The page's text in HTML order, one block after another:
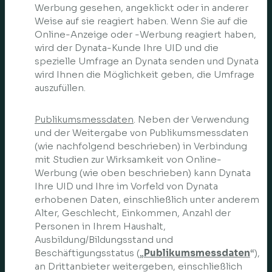
Werbung gesehen, angeklickt oder in anderer
Weise auf sie reagiert haben. Wenn Sie auf die
Online-Anzeige oder -Werbung reagiert haben,
wird der Dynata-Kunde Ihre UID und die
spezielle Umfrage an Dynata senden und Dynata
wird Ihnen die Möglichkeit geben, die Umfrage
auszufüllen.
Publikumsmessdaten. Neben der Verwendung
und der Weitergabe von Publikumsmessdaten
(wie nachfolgend beschrieben) in Verbindung
mit Studien zur Wirksamkeit von Online-
Werbung (wie oben beschrieben) kann Dynata
Ihre UID und Ihre im Vorfeld von Dynata
erhobenen Daten, einschließlich unter anderem
Alter, Geschlecht, Einkommen, Anzahl der
Personen in Ihrem Haushalt,
Ausbildung/Bildungsstand und
Beschäftigungsstatus („Publikumsmessdaten“),
an Drittanbieter weitergeben, einschließlich